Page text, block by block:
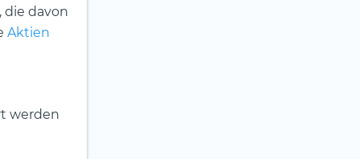
die davon
Aktien
werden